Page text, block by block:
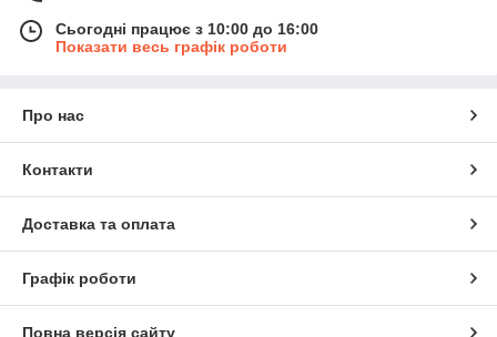
Сьогодні працює з 10:00 до 16:00
Показати весь графік роботи
Про нас
Контакти
Доставка та оплата
Графік роботи
Повна версія сайту